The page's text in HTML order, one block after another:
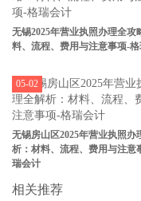
无锡2025年营业执照办理全攻
料、流程、费用与注意事项-
无锡房山区2025年营业执照办
析：材料、流程、费用与注意
瑞会计
05-02
相关推荐